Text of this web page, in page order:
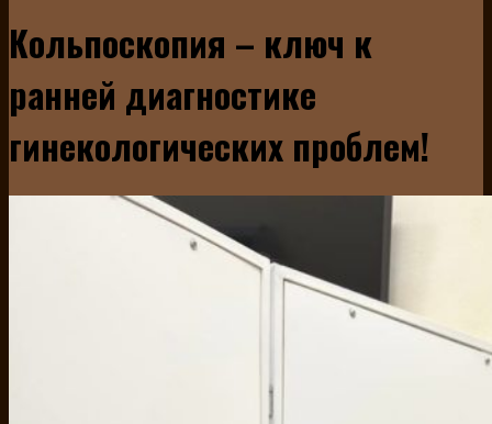
Кольпоскопия – ключ к
ранней диагностике
гинекологических проблем!